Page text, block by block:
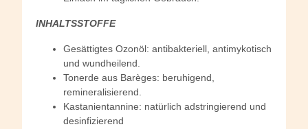
INHALTSSTOFFE
Gesättigtes Ozonöl: antibakteriell, antimykotisch
und wundheilend.
Tonerde aus Barèges: beruhigend,
remineralisierend.
Kastanientannine: natürlich adstringierend und
desinfizierend